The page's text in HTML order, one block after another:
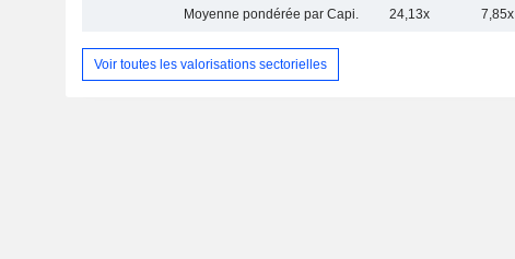
Moyenne pondérée par Capi. 24,13x 7,85x
Voir toutes les valorisations sectorielles